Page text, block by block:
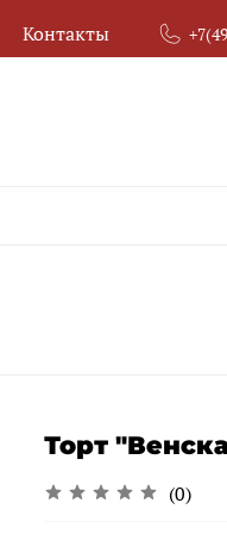
Контакты
Торт
(0)